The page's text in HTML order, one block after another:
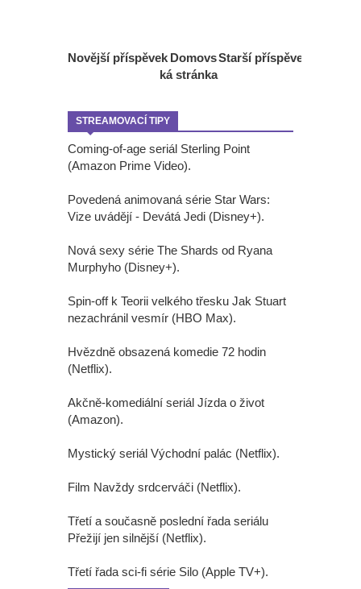
Novější příspěvek Starší příspěvek
Domovs
ká stránka
STREAMOVACÍ TIPY
Coming-of-age seriál Sterling Point
(Amazon Prime Video).
Povedená animovaná série Star Wars:
Vize uvádějí - Devátá Jedi (Disney+).
Nová sexy série The Shards od Ryana
Murphyho (Disney+).
Spin-off k Teorii velkého třesku Jak Stuart
nezachránil vesmír (HBO Max).
Hvězdně obsazená komedie 72 hodin
(Netflix).
Akčně-komediální seriál Jízda o život
(Amazon).
Mystický seriál Východní palác (Netflix).
Film Navždy srdcerváči (Netflix).
Třetí a současně poslední řada seriálu
Přežijí jen silnější (Netflix).
Třetí řada sci-fi série Silo (Apple TV+).